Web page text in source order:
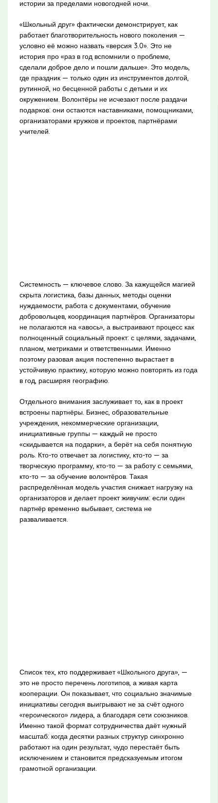
истории за пределами новогодней ночи.
«Школьный друг» фактически демонстрирует, как
работает благотворительность нового поколения —
условно её можно назвать «версия 3.0». Это не
история про «раз в год вспомнили о проблеме,
сделали доброе дело и пошли дальше». Это модель,
где праздник — только один из инструментов долгой,
рутинной, но бесценной работы с детьми и их
окружением. Волонтёры не исчезают после раздачи
подарков: они остаются наставниками, помощниками,
организаторами кружков и проектов, партнёрами
учителей.
Системность — ключевое слово. За кажущейся магией
скрыта логистика, базы данных, методы оценки
нуждаемости, работа с документами, обучение
добровольцев, координация партнёров. Организаторы
не полагаются на «авось», а выстраивают процесс как
полноценный социальный проект: с целями, задачами,
планом, метриками и ответственными. Именно
поэтому разовая акция постепенно вырастает в
устойчивую практику, которую можно повторять из года
в год, расширяя географию.
Отдельного внимания заслуживает то, как в проект
встроены партнёры. Бизнес, образовательные
учреждения, некоммерческие организации,
инициативные группы — каждый не просто
«скидывается на подарки», а берёт на себя понятную
роль. Кто-то отвечает за логистику, кто-то — за
творческую программу, кто-то — за работу с семьями,
кто-то — за обучение волонтёров. Такая
распределённая модель участия снижает нагрузку на
организаторов и делает проект живучим: если один
партнёр временно выбывает, система не
разваливается.
Список тех, кто поддерживает «Школьного друга», —
это не просто перечень логотипов, а живая карта
кооперации. Он показывает, что социально значимые
инициативы сегодня выигрывают не за счёт одного
«героического» лидера, а благодаря сети союзников.
Именно такой формат сотрудничества даёт нужный
масштаб: когда десятки разных структур синхронно
работают на один результат, чудо перестаёт быть
исключением и становится предсказуемым итогом
грамотной организации.